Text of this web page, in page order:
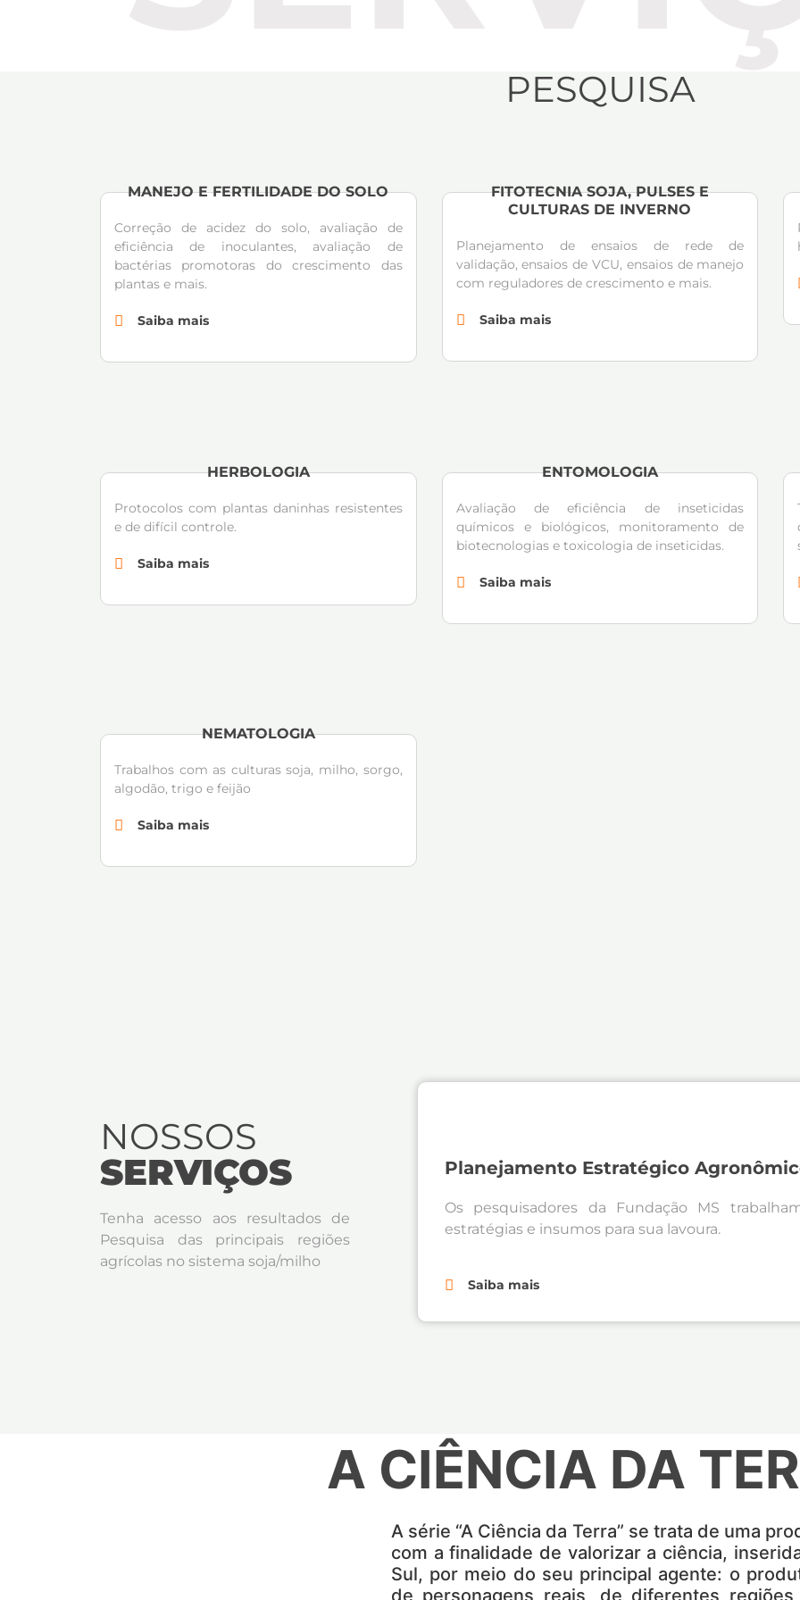
PESQUISA
MANEJO E FERTILIDADE DO SOLO
Correção de acidez do solo, avaliação de
eficiência de inoculantes, avaliação de
bactérias promotoras do crescimento das
plantas e mais.
Saiba mais
FITOTECNIA SOJA, PULSES E
CULTURAS DE INVERNO
Planejamento de ensaios de rede de
validação, ensaios de VCU, ensaios de manejo
com reguladores de crescimento e mais.
Saiba mais
HERBOLOGIA
Protocolos com plantas daninhas resistentes
e de difícil controle.
Saiba mais
ENTOMOLOGIA
Avaliação de eficiência de inseticidas
químicos e biológicos, monitoramento de
biotecnologias e toxicologia de inseticidas.
Saiba mais
NEMATOLOGIA
Trabalhos com as culturas soja, milho, sorgo,
algodão, trigo e feijão
Saiba mais
NOSSOS
SERVIÇOS
Tenha acesso aos resultados de
Pesquisa das principais regiões
agrícolas no sistema soja/milho
Planejamento Estratégico
Os pesquisadores da Fundação MS
estratégias e insumos para sua lavoura.
Saiba mais
A CIÊNCIA DA
A série “A Ciência da Terra” se trata de uma
com a finalidade de valorizar a ciência,
Sul, por meio do seu principal agente: o
de personagens reais, de diferentes